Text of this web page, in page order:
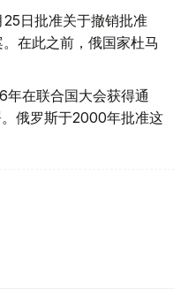
日批准关于撤销批准
在此之前，俄国家杜马
年在联合国大会获得通
俄罗斯于2000年批准这